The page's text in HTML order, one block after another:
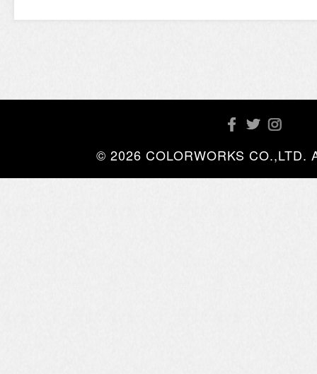
© 2026 COLORWORKS CO.,LTD.